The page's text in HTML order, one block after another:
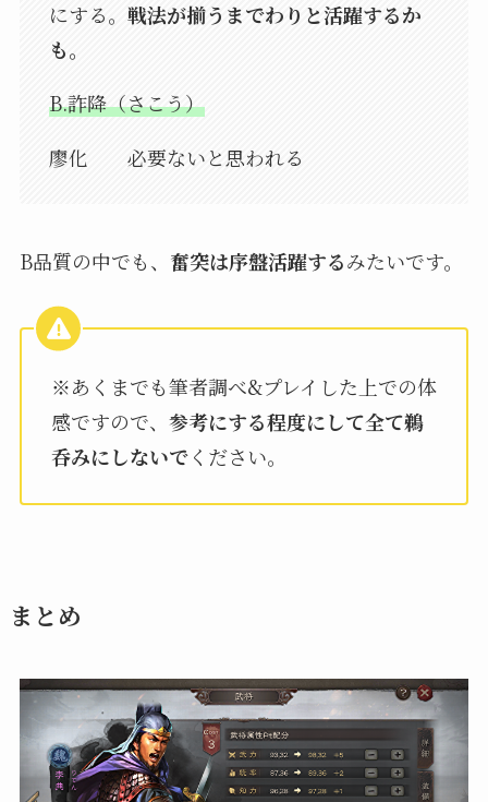
にする。 戦法が揃うまでわりと活躍するか
も。
B.詐降（さこう）
廖化 必要ないと思われる
B品質の中でも、 奮突は序盤活躍するみたいです。
※あくまでも筆者調べ&プレイした上での体
感ですので、 参考にする程度にして全て鵜
呑みにしないでください。
まとめ